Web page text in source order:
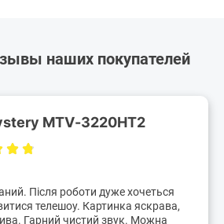
наших покупателей
MTV-3220HT2
Після роботи дуже хочеться
телешоу. Картинка яскрава,
Гарний чистий звук. Можна